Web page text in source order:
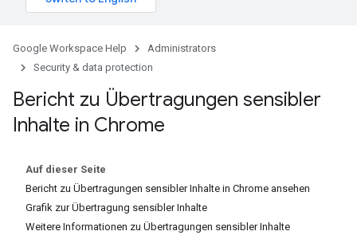
Google Workspace Help
Administrators
Security & data protection
Bericht zu Übertragungen sensibler
Inhalte in Chrome
Auf dieser Seite
Bericht zu Übertragungen sensibler Inhalte in Chrome ansehen
Grafik zur Übertragung sensibler Inhalte
Weitere Informationen zu Übertragungen sensibler Inhalte